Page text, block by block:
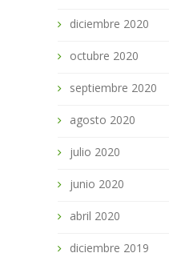
diciembre 2020
octubre 2020
septiembre 2020
agosto 2020
julio 2020
junio 2020
abril 2020
diciembre 2019